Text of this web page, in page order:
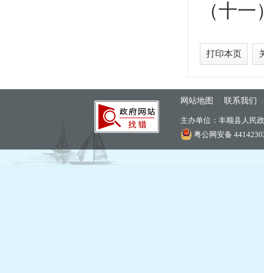
（十
打印本页
网站地图 联系我们
主办单位：丰顺县人民
粤公网安备